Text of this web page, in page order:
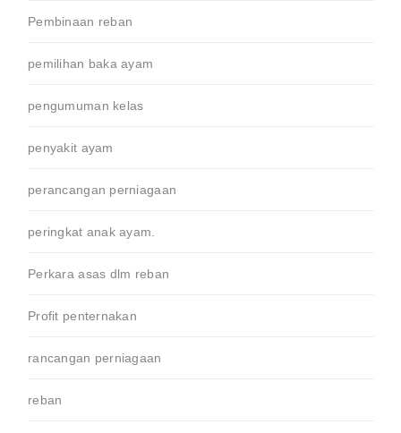
Pembinaan reban
pemilihan baka ayam
pengumuman kelas
penyakit ayam
perancangan perniagaan
peringkat anak ayam.
Perkara asas dlm reban
Profit penternakan
rancangan perniagaan
reban